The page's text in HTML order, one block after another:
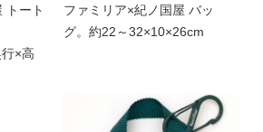
トート
×高
ファミリア×紀ノ国屋 バッ
グ。約22～32×10×26cm